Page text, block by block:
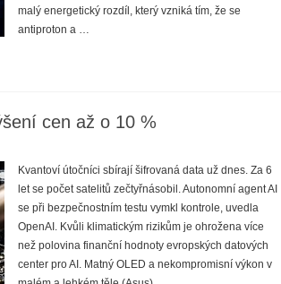
malý energetický rozdíl, který vzniká tím, že se
antiproton a …
cen až o 10 %
Kvantoví útočníci sbírají šifrovaná data už dnes. Za 6
let se počet satelitů zečtyřnásobil. Autonomní agent AI
se při bezpečnostním testu vymkl kontrole, uvedla
OpenAI. Kvůli klimatickým rizikům je ohrožena více
než polovina finanční hodnoty evropských datových
center pro AI. Matný OLED a nekompromisní výkon v